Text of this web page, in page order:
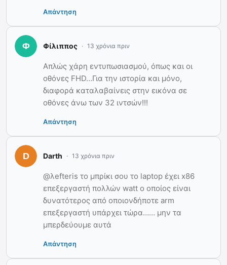
Απάντηση
Φίλιππος 13 χρόνια πριν
Απλώς χάρη εντυπωσιασμού, όπως και οι
οθόνες FHD…Για την ιστορία και μόνο,
διαφορά καταλαβαίνεις στην εικόνα σε
οθόνες άνω των 32 ιντσών!!!
Απάντηση
Darth 13 χρόνια πριν
@λefteris το μπρίκι σου το laptop έχει x86
επεξεργαστή πολλών watt ο οποίος είναι
δυνατότερος από οποιονδήποτε arm
επεξεργαστή υπάρχει τώρα…… μην τα
μπερδεύουμε αυτά
Απάντηση